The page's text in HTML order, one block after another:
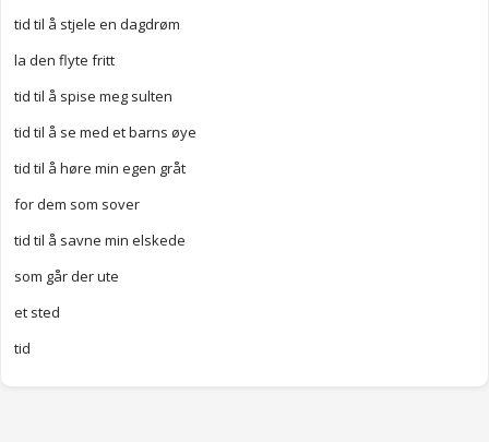
tid til å stjele en dagdrøm
la den flyte fritt
tid til å spise meg sulten
tid til å se med et barns øye
tid til å høre min egen gråt
for dem som sover
tid til å savne min elskede
som går der ute
et sted
tid